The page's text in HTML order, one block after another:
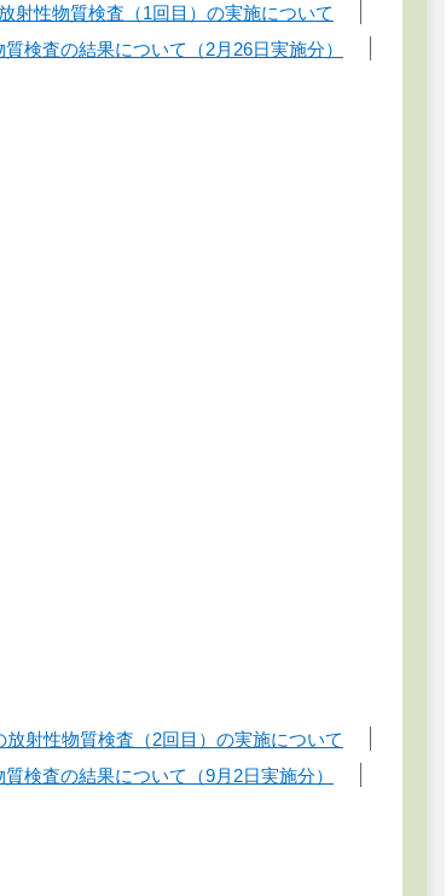
射性物質検査（1回目）の実施について
検査の結果について（2月26日実施分）
射性物質検査（2回目）の実施について
検査の結果について（9月2日実施分）